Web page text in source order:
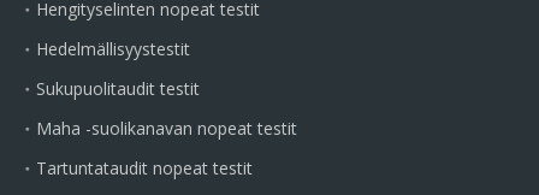
Hengityselinten nopeat testit
Hedelmällisyystestit
Sukupuolitaudit testit
Maha -suolikanavan nopeat testit
Tartuntataudit nopeat testit